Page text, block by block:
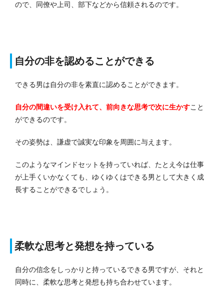
ので、同僚や上司、部下などから信頼されるのです。
自分の非を認めることができる
できる男は自分の非を素直に認めることができます。
自分の間違いを受け入れて、前向きな思考で次に生かすこと
ができるのです。
その姿勢は、謙虚で誠実な印象を周囲に与えます。
このようなマインドセットを持っていれば、たとえ今は仕事
が上手くいかなくても、ゆくゆくはできる男として大きく成
長することができるでしょう。
柔軟な思考と発想を持っている
自分の信念をしっかりと持っているできる男ですが、それと
同時に、柔軟な思考と発想も持ち合わせています。